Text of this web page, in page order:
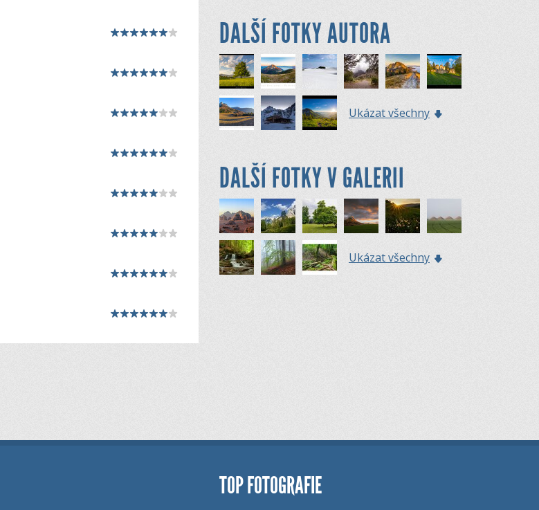
DALŠÍ FOTKY AUTORA
Ukázat všechny
DALŠÍ FOTKY V GALERII
Ukázat všechny
TOP FOTOGRAFIE